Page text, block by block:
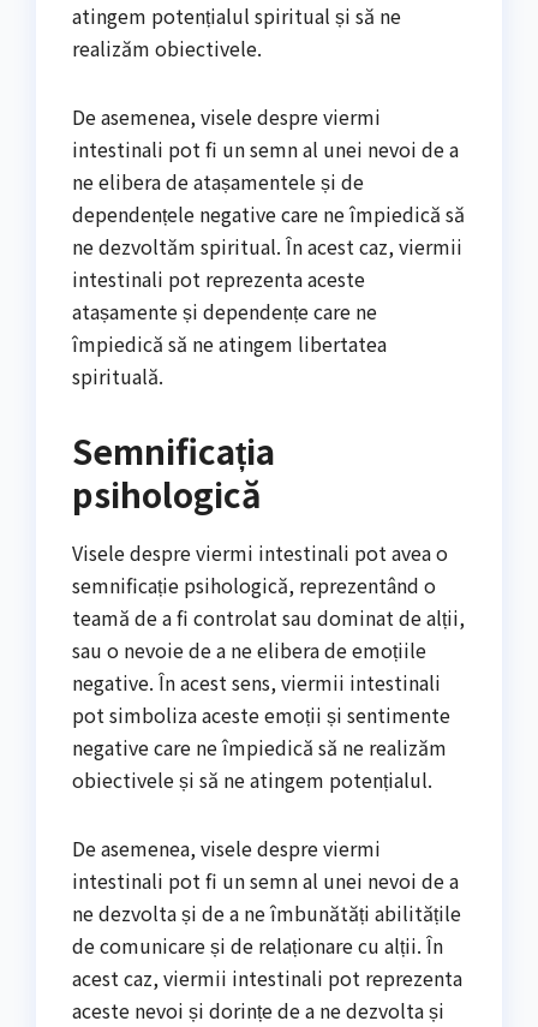
atingem potențialul spiritual și să ne
realizăm obiectivele.
De asemenea, visele despre viermi
intestinali pot fi un semn al unei nevoi de a
ne elibera de atașamentele și de
dependențele negative care ne împiedică să
ne dezvoltăm spiritual. În acest caz, viermii
intestinali pot reprezenta aceste
atașamente și dependențe care ne
împiedică să ne atingem libertatea
spirituală.
Semnificația
psihologică
Visele despre viermi intestinali pot avea o
semnificație psihologică, reprezentând o
teamă de a fi controlat sau dominat de alții,
sau o nevoie de a ne elibera de emoțiile
negative. În acest sens, viermii intestinali
pot simboliza aceste emoții și sentimente
negative care ne împiedică să ne realizăm
obiectivele și să ne atingem potențialul.
De asemenea, visele despre viermi
intestinali pot fi un semn al unei nevoi de a
ne dezvolta și de a ne îmbunătăți abilitățile
de comunicare și de relaționare cu alții. În
acest caz, viermii intestinali pot reprezenta
aceste nevoi și dorințe de a ne dezvolta și